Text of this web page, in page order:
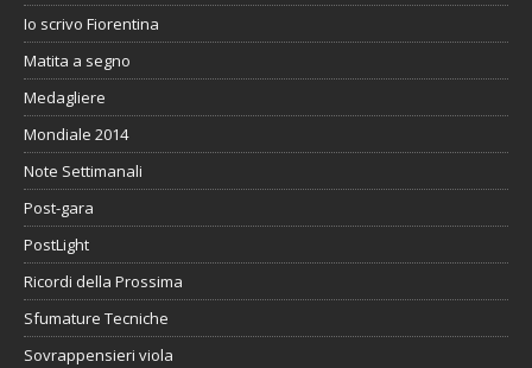
Io scrivo Fiorentina
Matita a segno
Medagliere
Mondiale 2014
Note Settimanali
Post-gara
PostLight
Ricordi della Prossima
Sfumature Tecniche
Sovrappensieri viola